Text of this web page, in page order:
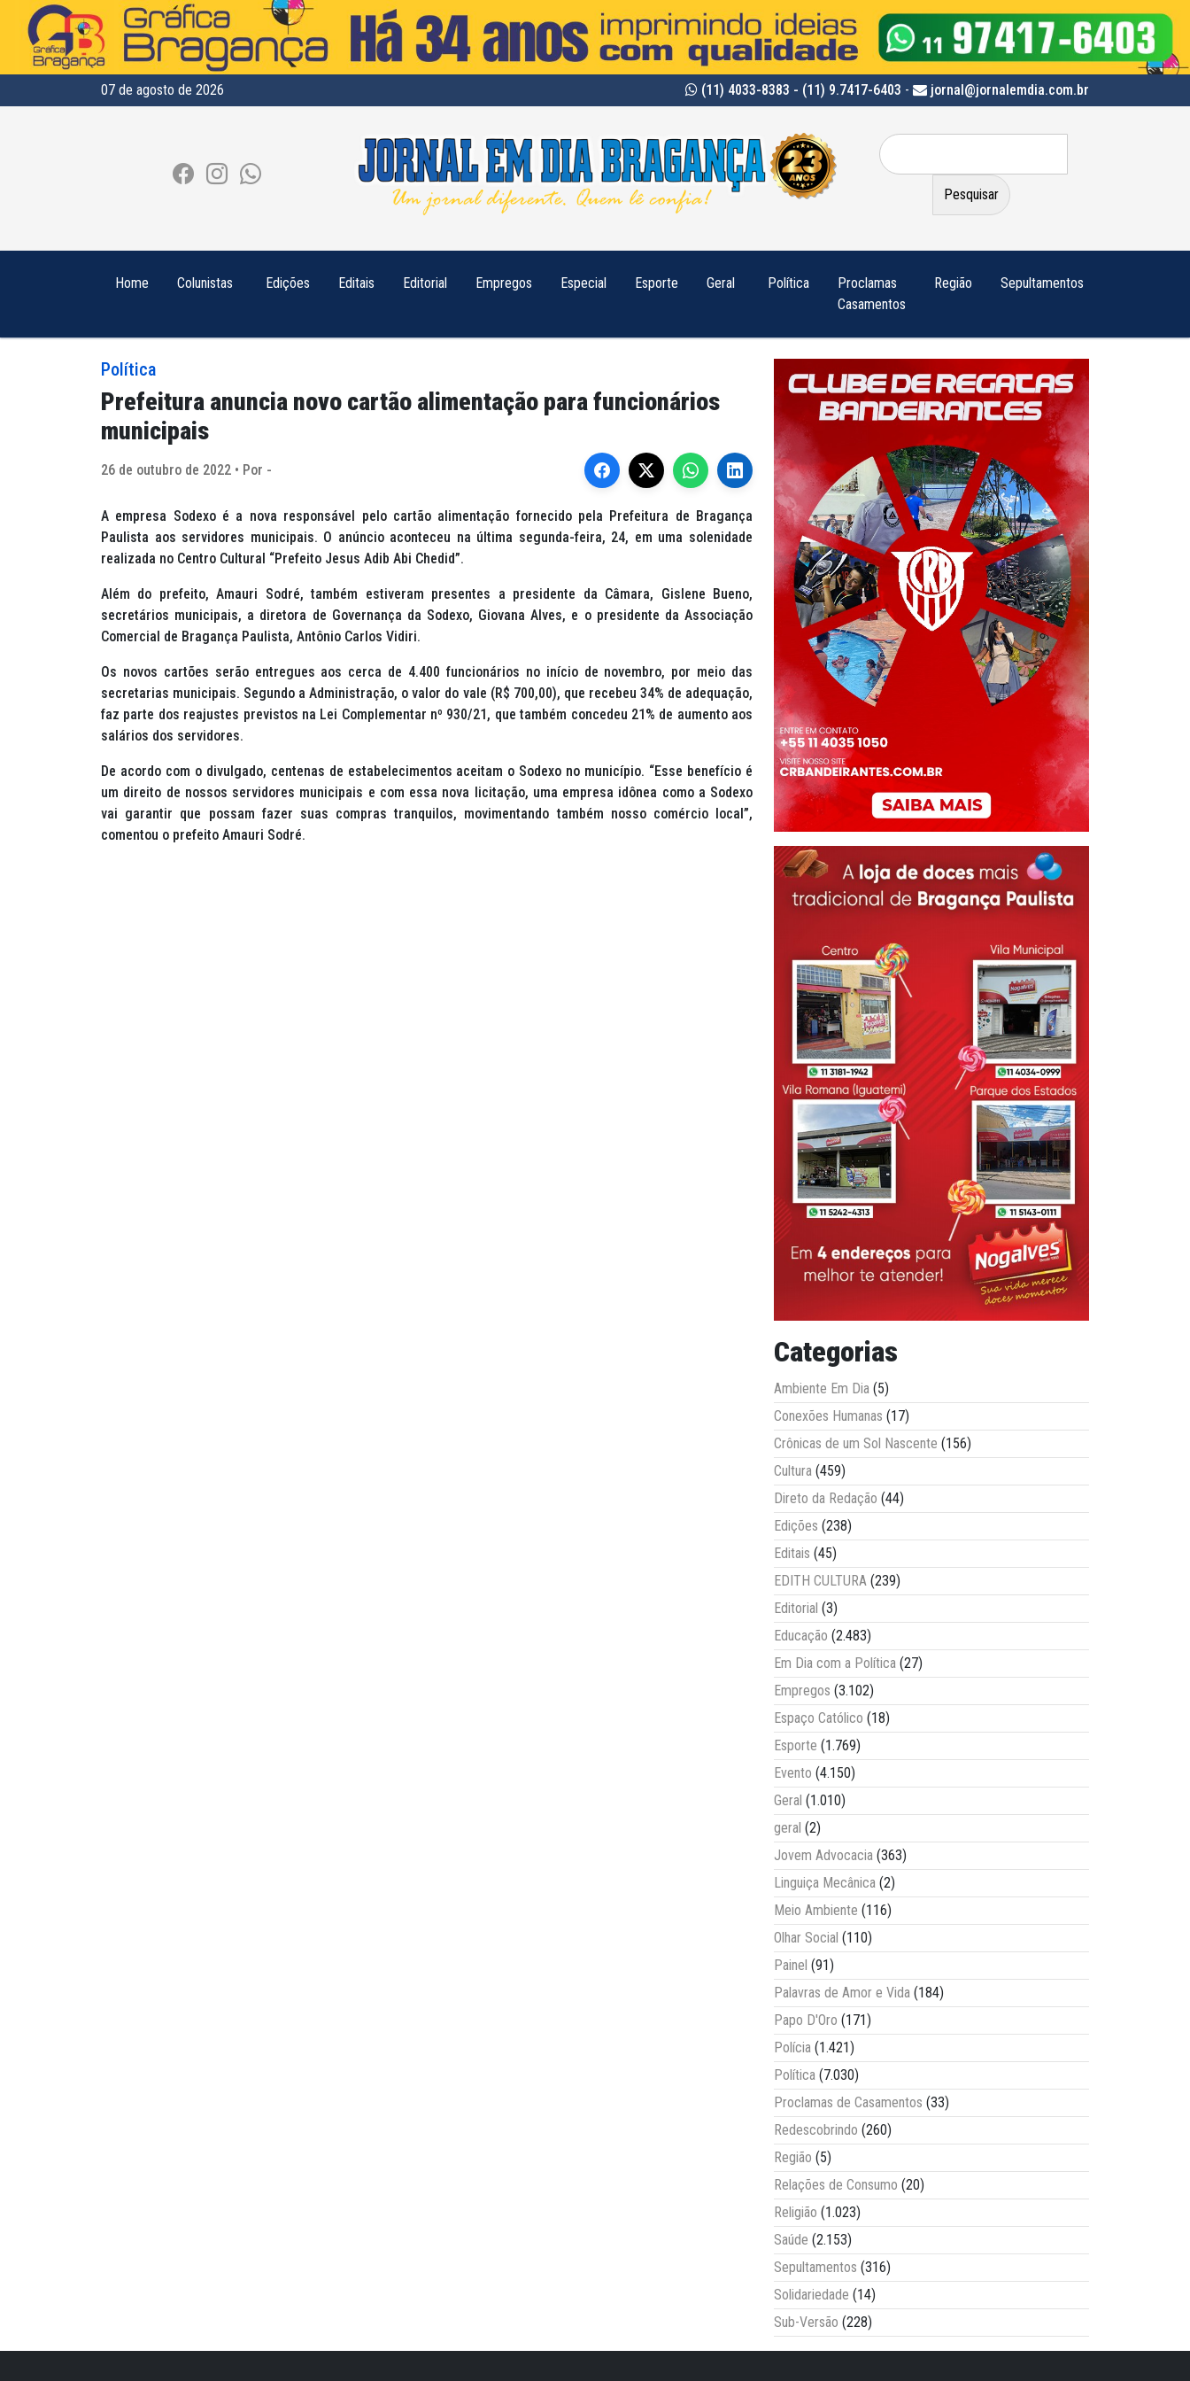
07 de agosto de 2026 (11) 4033-8383 - (11) 9.7417-6403 - jornal@jornalemdia.com.br
Pesquisar
por:
Home Colunistas Edições Editais Editorial Empregos Especial Esporte Geral Política
Proclamas
Casamentos
Região Sepultamentos
Política
Prefeitura anuncia novo cartão alimentação para funcionários
municipais
26 de outubro de 2022 • Por -
A empresa Sodexo é a nova responsável pelo cartão alimentação fornecido pela Prefeitura de Bragança
Paulista aos servidores municipais. O anúncio aconteceu na última segunda-feira, 24, em uma solenidade
realizada no Centro Cultural “Prefeito Jesus Adib Abi Chedid”.
Além do prefeito, Amauri Sodré, também estiveram presentes a presidente da Câmara, Gislene Bueno,
secretários municipais, a diretora de Governança da Sodexo, Giovana Alves, e o presidente da Associação
Comercial de Bragança Paulista, Antônio Carlos Vidiri.
Os novos cartões serão entregues aos cerca de 4.400 funcionários no início de novembro, por meio das
secretarias municipais. Segundo a Administração, o valor do vale (R$ 700,00), que recebeu 34% de adequação,
faz parte dos reajustes previstos na Lei Complementar nº 930/21, que também concedeu 21% de aumento aos
salários dos servidores.
De acordo com o divulgado, centenas de estabelecimentos aceitam o Sodexo no município. “Esse benefício é
um direito de nossos servidores municipais e com essa nova licitação, uma empresa idônea como a Sodexo
vai garantir que possam fazer suas compras tranquilos, movimentando também nosso comércio local”,
comentou o prefeito Amauri Sodré.
Categorias
Ambiente Em Dia (5)
Conexões Humanas (17)
Crônicas de um Sol Nascente (156)
Cultura (459)
Direto da Redação (44)
Edições (238)
Editais (45)
EDITH CULTURA (239)
Editorial (3)
Educação (2.483)
Em Dia com a Política (27)
Empregos (3.102)
Espaço Católico (18)
Esporte (1.769)
Evento (4.150)
Geral (1.010)
geral (2)
Jovem Advocacia (363)
Linguiça Mecânica (2)
Meio Ambiente (116)
Olhar Social (110)
Painel (91)
Palavras de Amor e Vida (184)
Papo D'Oro (171)
Polícia (1.421)
Política (7.030)
Proclamas de Casamentos (33)
Redescobrindo (260)
Região (5)
Relações de Consumo (20)
Religião (1.023)
Saúde (2.153)
Sepultamentos (316)
Solidariedade (14)
Sub-Versão (228)